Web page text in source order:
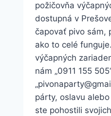
požičovňa
dostupná v
čapovať pivo sám,
ako to celé
výčapných
nám „0911 155
párty, oslavu
ste pohostili